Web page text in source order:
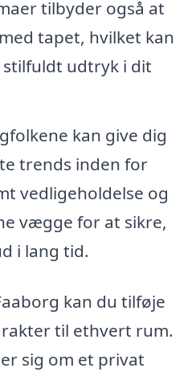
tilbyder også at
tapet, hvilket kan
udtryk i dit
kan give dig
trends inden for
vedligeholdelse og
vægge for at sikre,
i lang tid.
kan du tilføje
til ethvert rum.
sig om et privat